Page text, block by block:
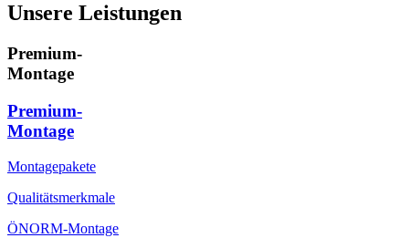
Unsere Leistungen
Premium-
Montage
Premium-
Montage
Montagepakete
Qualitätsmerkmale
ÖNORM-Montage